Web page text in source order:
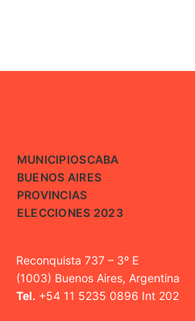
MUNICIPIOSCABA
BUENOS AIRES
PROVINCIAS
ELECCIONES 2023
Reconquista 737 – 3º E
(1003) Buenos Aires, Argentina
Tel. +54 11 5235 0896 Int 202